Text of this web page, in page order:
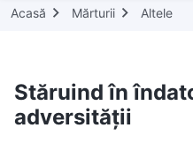
Acasă Mărturii Altele
Stăruind în
adversității